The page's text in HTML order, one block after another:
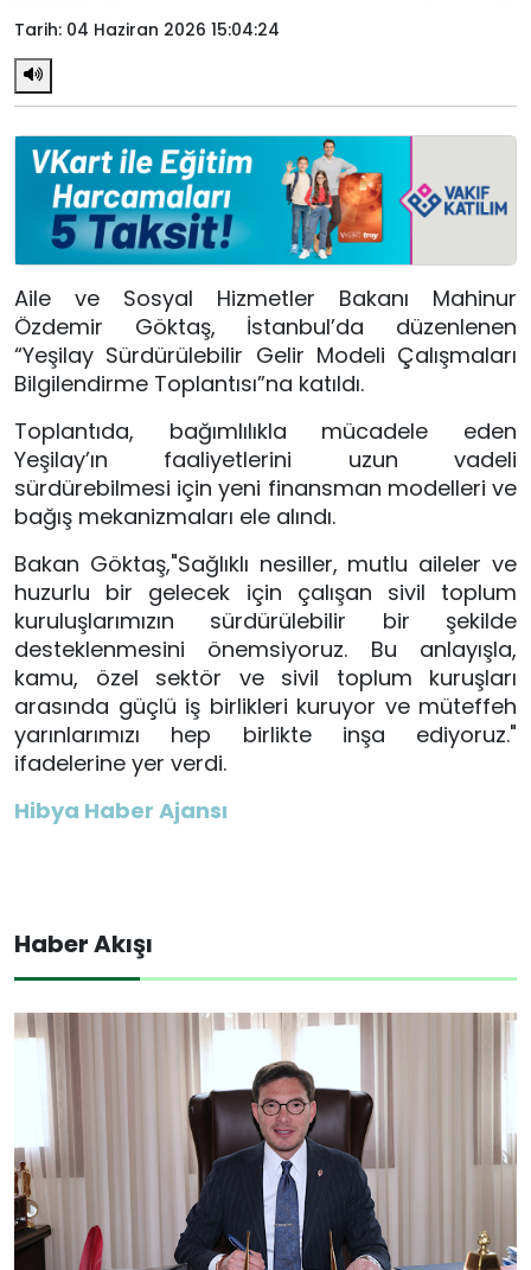
Tarih: 04 Haziran 2026 15:04:24
Aile ve Sosyal Hizmetler Bakanı Mahinur
Özdemir Göktaş, İstanbul’da düzenlenen
“Yeşilay Sürdürülebilir Gelir Modeli Çalışmaları
Bilgilendirme Toplantısı”na katıldı.
Toplantıda, bağımlılıkla mücadele eden
Yeşilay’ın faaliyetlerini uzun vadeli
sürdürebilmesi için yeni finansman modelleri ve
bağış mekanizmaları ele alındı.
Bakan Göktaş,"Sağlıklı nesiller, mutlu aileler ve
huzurlu bir gelecek için çalışan sivil toplum
kuruluşlarımızın sürdürülebilir bir şekilde
desteklenmesini önemsiyoruz. Bu anlayışla,
kamu, özel sektör ve sivil toplum kuruşları
arasında güçlü iş birlikleri kuruyor ve müteffeh
yarınlarımızı hep birlikte inşa ediyoruz."
ifadelerine yer verdi.
Hibya Haber Ajansı
Haber Akışı